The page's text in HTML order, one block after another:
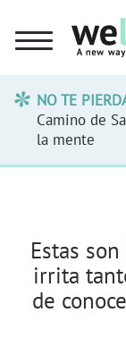
NO TE
Camino de
la mente
Estas
irrita
de